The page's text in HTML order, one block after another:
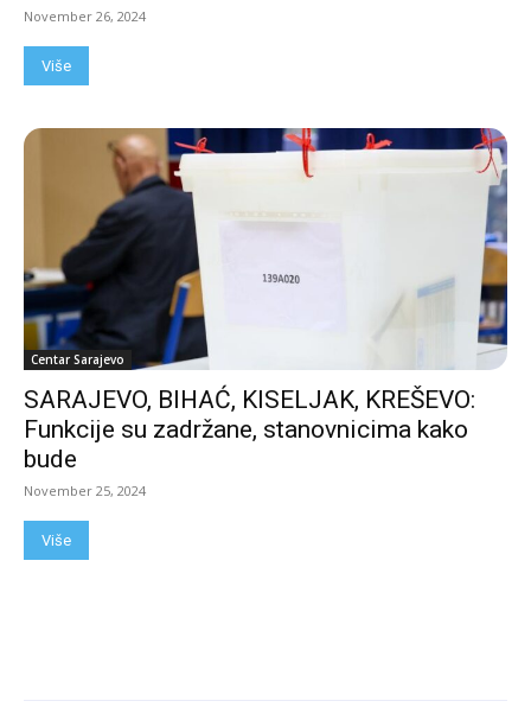
November 26, 2024
Više
Centar Sarajevo
SARAJEVO, BIHAĆ, KISELJAK, KREŠEVO:
Funkcije su zadržane, stanovnicima kako
bude
November 25, 2024
Više